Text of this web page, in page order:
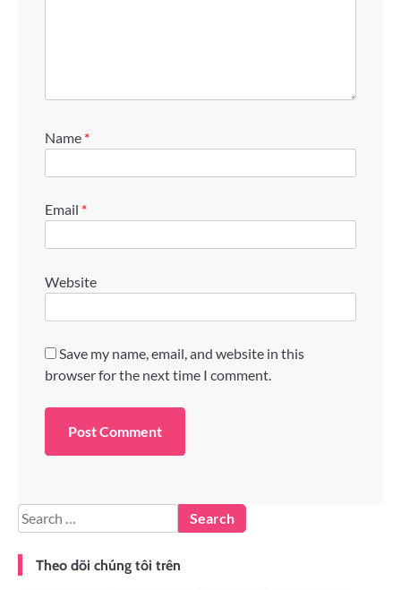
Name *
Email *
Website
Save my name, email, and website in this
browser for the next time I comment.
Theo dõi chúng tôi trên